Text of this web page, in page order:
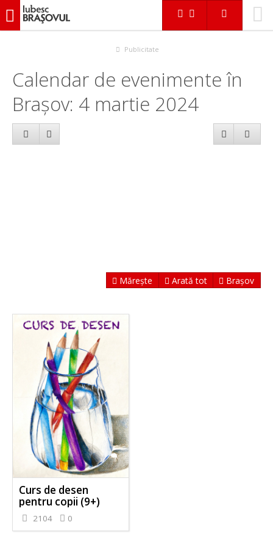
iubescbraşovul.ro
Publicitate
Calendar de evenimente în
Brașov: 4 martie 2024
Mărește Arată tot Brașov
Curs de desen
pentru copii (9+)
2104 0